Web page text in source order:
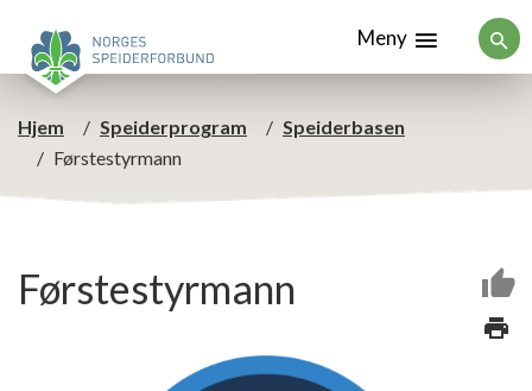
Meny
Hjem Speiderprogram
Speiderbasen
Førstestyrmann
Førstestyrmann